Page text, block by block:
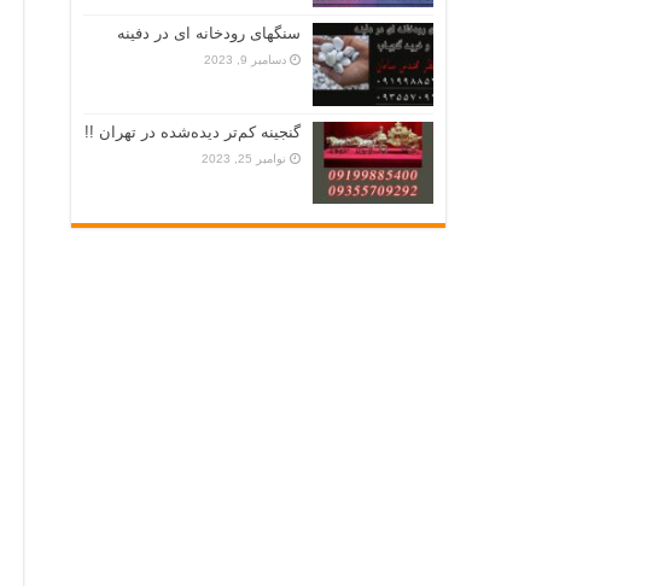
سنگهای رودخانه ای در دفینه
دسامبر 9, 2023
گنجینه کم‌تر دیده‌شده در تهران !!
نوامبر 25, 2023